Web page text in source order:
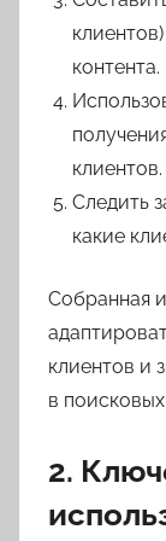
контента.
клиентов.
Следить
какие
Собранная
клиентов и
в
2.